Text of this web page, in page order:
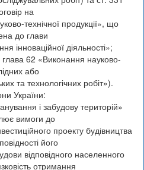
на
технічної продукції», що
до глави
інноваційної діяльності»;
62 «Виконання науково-
або
та технологічних робіт»).
України:
і забудову територій»
вимоги до
проекту будівництва
його
відповідного населенного
отримання